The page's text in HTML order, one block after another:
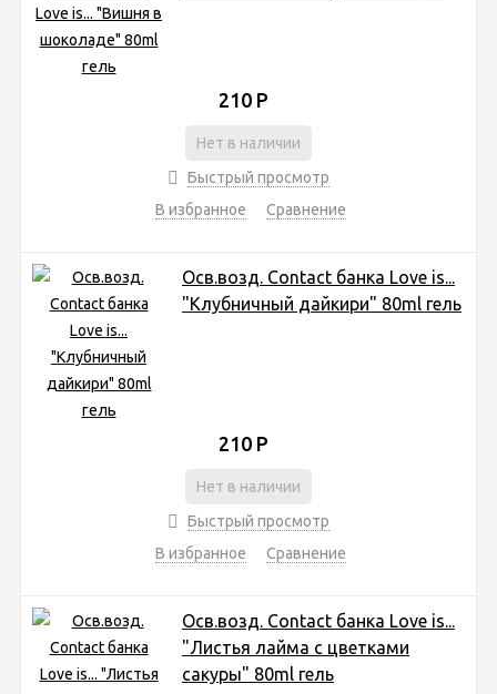
210 Р
Нет в наличии
Быстрый просмотр
В избранное
Сравнение
Осв.возд. Соntact банка Love is...
"Клубничный дайкири" 80ml гель
210 Р
Нет в наличии
Быстрый просмотр
В избранное
Сравнение
Осв.возд. Соntact банка Love is...
"Листья лайма с цветками
сакуры" 80ml гель